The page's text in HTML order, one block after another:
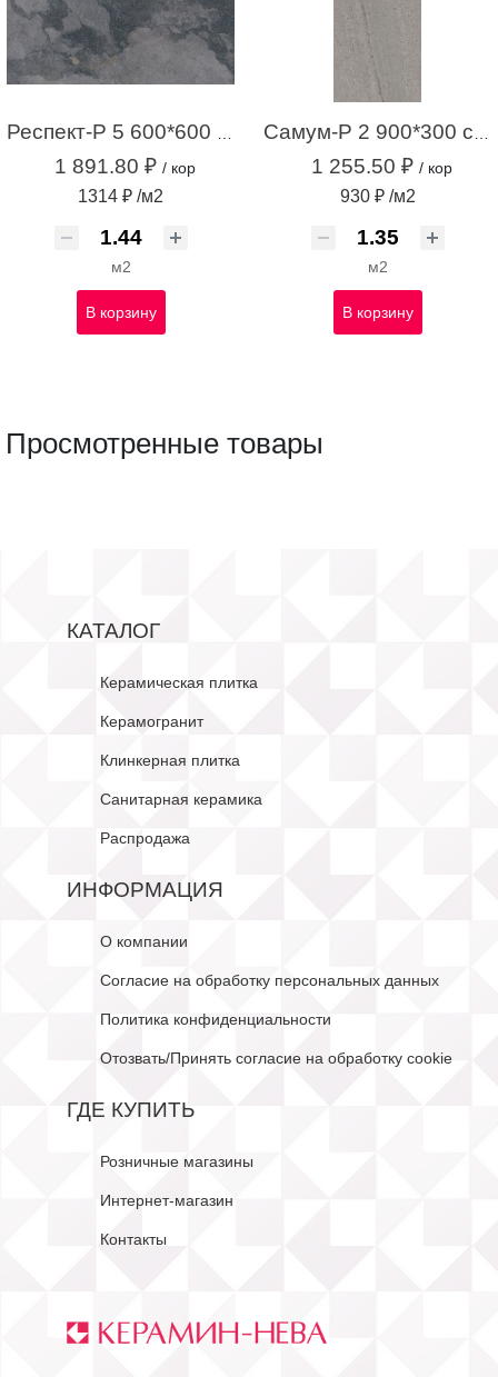
1 891.80 ₽ / кор
1314 ₽ /м2
м2
В корзину
1 255.50 ₽ / кор
930 ₽ /м2
м2
В корзину
Просмотренные товары
КАТАЛОГ
Керамическая плитка
Керамогранит
Клинкерная плитка
Санитарная керамика
Распродажа
ИНФОРМАЦИЯ
О компании
Согласие на обработку персональных данных
Политика конфиденциальности
Отозвать/Принять согласие на обработку cookie
ГДЕ КУПИТЬ
Розничные магазины
Интернет-магазин
Контакты